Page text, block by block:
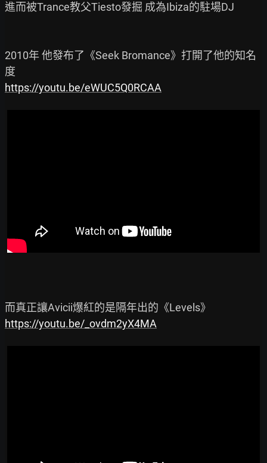
進而被Trance教父Tiesto發掘 成為Ibiza的駐場DJ
2010年 他發布了《Seek Bromance》打開了他的知名
https://youtu.be/eWUC5Q0RCAA
https://youtu.be/_ovdm2yX4MA